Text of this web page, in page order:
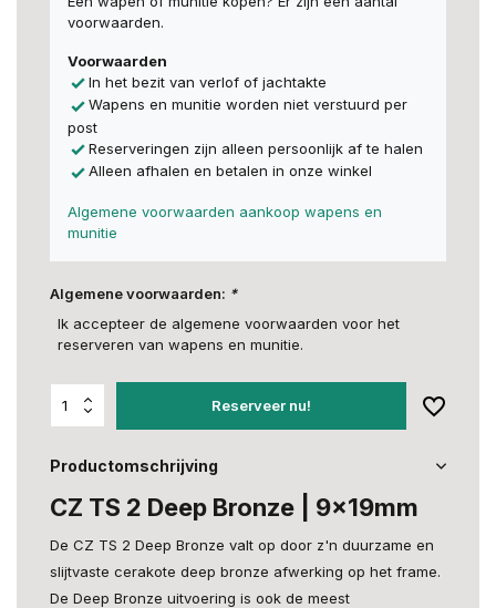
voorwaarden.
Voorwaarden
In het bezit van verlof of jachtakte
Wapens en munitie worden niet verstuurd per
post
Reserveringen zijn alleen persoonlijk af te halen
Alleen afhalen en betalen in onze winkel
Algemene voorwaarden aankoop wapens en
munitie
Algemene voorwaarden: *
Ik accepteer de algemene voorwaarden voor het
reserveren van wapens en munitie.
Reserveer nu!
Productomschrijving
CZ TS 2 Deep Bronze | 9x19mm
De CZ TS 2 Deep Bronze valt op door z'n duurzame en
slijtvaste cerakote deep bronze afwerking op het frame.
De Deep Bronze uitvoering is ook de meest